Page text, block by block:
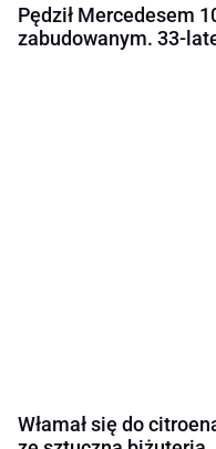
Pędził Mercedesem
zabudowanym. 33-
Włamał się do